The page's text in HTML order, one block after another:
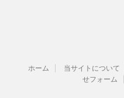
ホーム 当サイトについて
せフォーム